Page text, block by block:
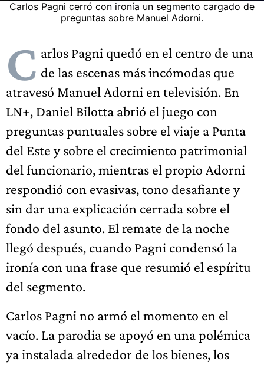
Carlos Pagni cerró con ironía un segmento cargado de
preguntas sobre Manuel Adorni.
C arlos Pagni quedó en el centro de una
de las escenas más incómodas que
atravesó Manuel Adorni en televisión. En
LN+, Daniel Bilotta abrió el juego con
preguntas puntuales sobre el viaje a Punta
del Este y sobre el crecimiento patrimonial
del funcionario, mientras el propio Adorni
respondió con evasivas, tono desafiante y
sin dar una explicación cerrada sobre el
fondo del asunto. El remate de la noche
llegó después, cuando Pagni condensó la
ironía con una frase que resumió el espíritu
del segmento.
Carlos Pagni no armó el momento en el
vacío. La parodia se apoyó en una polémica
ya instalada alrededor de los bienes, los